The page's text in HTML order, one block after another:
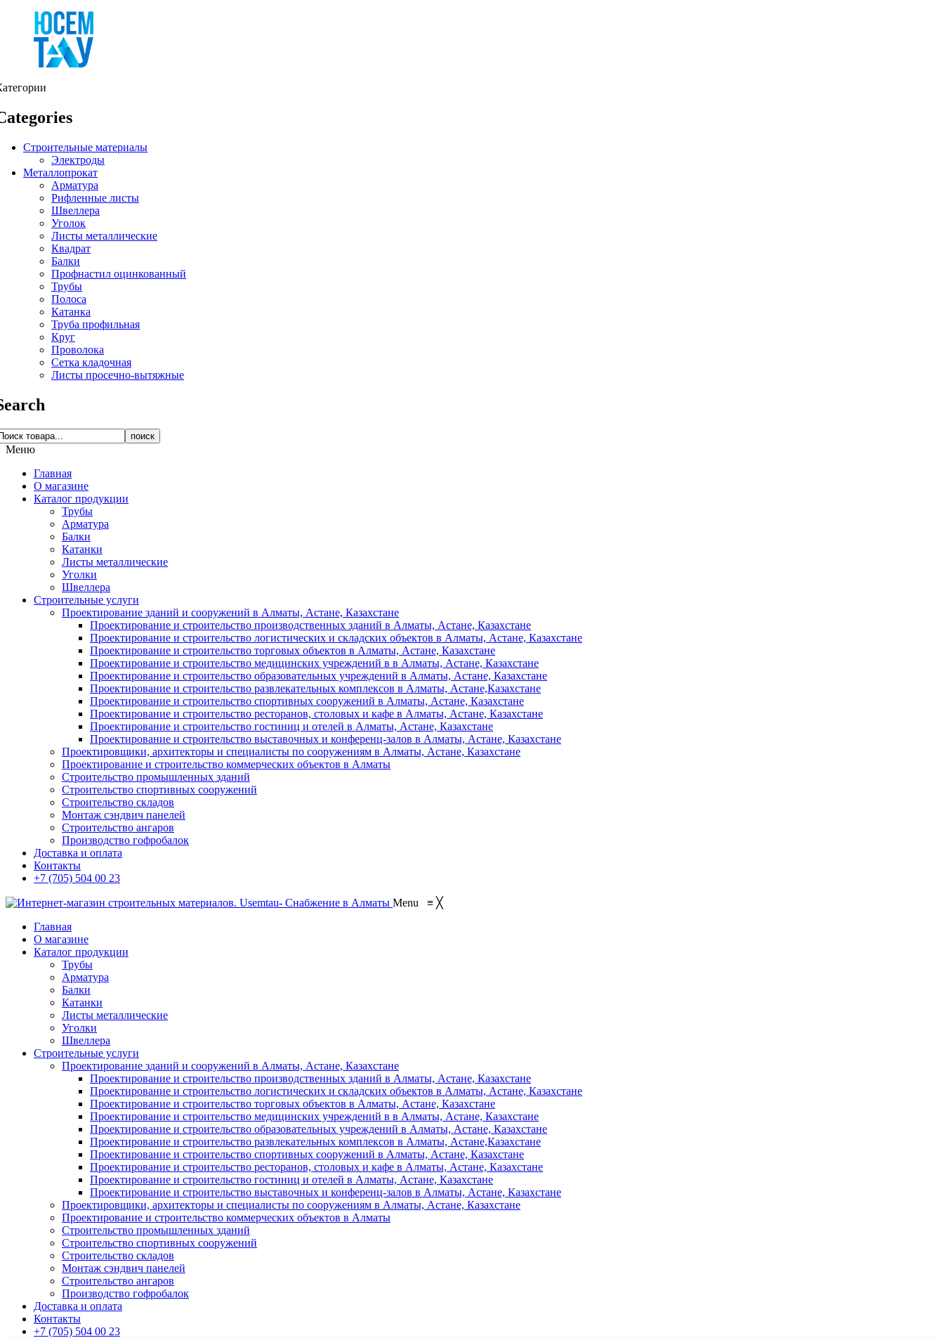
Строительные материалы
Электроды
Металлопрокат
Арматура
Рифленные листы
Швеллера
Уголок
Листы металлические
Квадрат
Балки
Профнастил оцинкованный
Трубы
Полоса
Катанка
Труба профильная
Круг
Проволока
Сетка кладочная
Листы просечно-вытяжные
поиск
Меню
Главная
О магазине
Каталог продукции
Трубы
Арматура
Балки
Катанки
Листы металлические
Уголки
Швеллера
Строительные услуги
Проектирование зданий и сооружений в Алматы, Астане, Казахстане
Проектирование и строительство производственных зданий в Алматы, Астане, Казахстане
Проектирование и строительство логистических и складских объектов в Алматы, Астане, Казахстане
Проектирование и строительство торговых объектов в Алматы, Астане, Казахстане
Проектирование и строительство медицинских учреждений в в Алматы, Астане, Казахстане
Проектирование и строительство образовательных учреждений в Алматы, Астане, Казахстане
Проектирование и строительство развлекательных комплексов в Алматы, Астане,Казахстане
Проектирование и строительство спортивных сооружений в Алматы, Астане, Казахстане
Проектирование и строительство ресторанов, столовых и кафе в Алматы, Астане, Казахстане
Проектирование и строительство гостиниц и отелей в Алматы, Астане, Казахстане
Проектирование и строительство выставочных и конференц-залов в Алматы, Астане, Казахстане
Проектировщики, архитекторы и специалисты по сооружениям в Алматы, Астане, Казахстане
Проектирование и строительство коммерческих объектов в Алматы
Строительство промышленных зданий
Строительство спортивных сооружений
Строительство складов
Монтаж сэндвич панелей
Строительство ангаров
Производство гофробалок
Доставка и оплата
Контакты
+7 (705) 504 00 23
Menu ≡ ╳
Главная
О магазине
Каталог продукции
Трубы
Арматура
Балки
Катанки
Листы металлические
Уголки
Швеллера
Строительные услуги
Проектирование зданий и сооружений в Алматы, Астане, Казахстане
Проектирование и строительство производственных зданий в Алматы, Астане, Казахстане
Проектирование и строительство логистических и складских объектов в Алматы, Астане, Казахстане
Проектирование и строительство торговых объектов в Алматы, Астане, Казахстане
Проектирование и строительство медицинских учреждений в в Алматы, Астане, Казахстане
Проектирование и строительство образовательных учреждений в Алматы, Астане, Казахстане
Проектирование и строительство развлекательных комплексов в Алматы, Астане,Казахстане
Проектирование и строительство спортивных сооружений в Алматы, Астане, Казахстане
Проектирование и строительство ресторанов, столовых и кафе в Алматы, Астане, Казахстане
Проектирование и строительство гостиниц и отелей в Алматы, Астане, Казахстане
Проектирование и строительство выставочных и конференц-залов в Алматы, Астане, Казахстане
Проектировщики, архитекторы и специалисты по сооружениям в Алматы, Астане, Казахстане
Проектирование и строительство коммерческих объектов в Алматы
Строительство промышленных зданий
Строительство спортивных сооружений
Строительство складов
Монтаж сэндвич панелей
Строительство ангаров
Производство гофробалок
Доставка и оплата
Контакты
+7 (705) 504 00 23